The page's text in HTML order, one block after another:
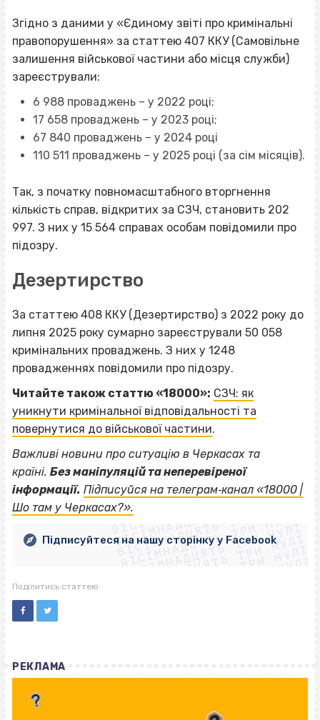
Згідно з даними у «Єдиному звіті про кримінальні
правопорушення» за статтею 407 ККУ (Самовільне
залишення військової частини або місця служби)
зареєстрували:
6 988 проваджень – у 2022 році;
17 658 проваджень – у 2023 році;
67 840 проваджень – у 2024 році
110 511 проваджень – у 2025 році (за сім місяців).
Так, з початку повномасштабного вторгнення
кількість справ, відкритих за СЗЧ, становить 202
997. З них у 15 564 справах особам повідомили про
підозру.
Дезертирство
За статтею 408 ККУ (Дезертирство) з 2022 року до
липня 2025 року сумарно зареєстрували 50 058
кримінальних проваджень. З них у 1248
провадженнях повідомили про підозру.
Читайте також статтю «18000»: СЗЧ: як
уникнути кримінальної відповідальності та
повернутися до військової частини.
Важливі новини про ситуацію в Черкасах та
країні. Без маніпуляцій та неперевіреної
інформації. Підписуйся на телеграм‐канал «18000 |
Шо там у Черкасах?».ВІСІМНАДЦЯТЬ ТРИ НУЛІ
ВІСІМНАДЦЯТЬ ТРИ НУЛІ
ВІСІМНАДЦЯТЬ ТРИ НУЛІ
ВІСІМНАДЦЯТЬ ТРИ НУЛІ
ВІСІМНАДЦЯТЬ ТРИ НУЛІ
ВІСІМНАДЦЯТЬ ТРИ НУЛІ
ВІСІМНАДЦЯТЬ ТРИ НУЛІ
ВІСІМНАДЦЯТЬ ТРИ НУЛІ
Підписуйтеся на нашу сторінку у Facebook
Поділитись статтею
РЕКЛАМА